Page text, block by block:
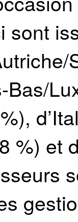
sont
Bas/
%) et